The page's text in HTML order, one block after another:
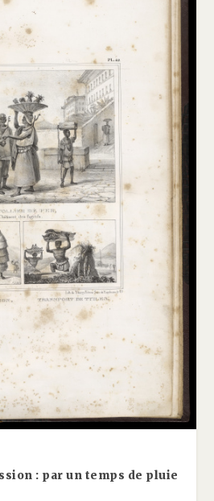
: par un temps de pluie